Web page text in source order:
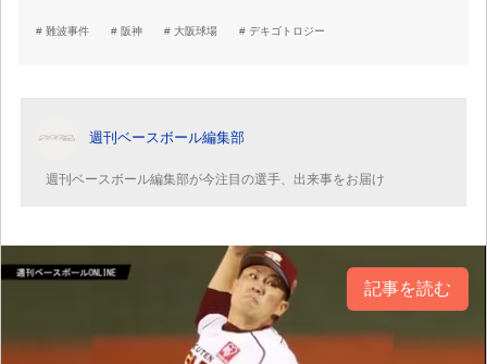
難波事件 阪神 大阪球場 デキゴトロジー
週刊ベースボール編集部
週刊ベースボール編集部が今注目の選手、出来事をお届け
記事を読む